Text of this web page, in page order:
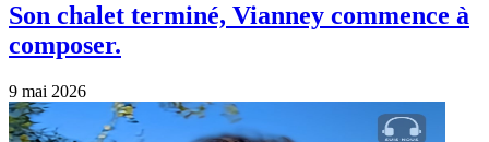
Son chalet terminé, Vianney commence à
composer.
9 mai 2026